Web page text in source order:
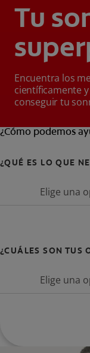
Tu
Encuentra los
científicamente
conseguir tu
¿Cómo podemos
¿QUÉ ES LO QUE
Elige una
¿CUÁLES SON TUS
Elige una